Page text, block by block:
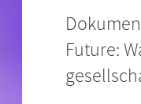
Future: